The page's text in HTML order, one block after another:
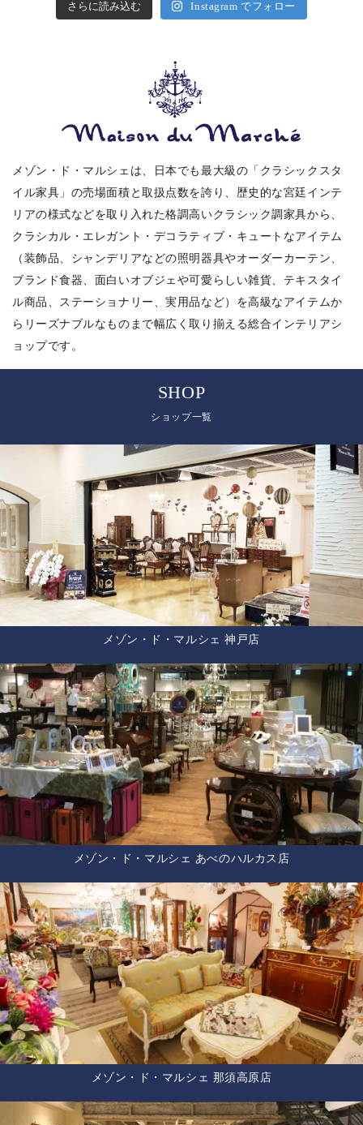
さらに読み込む Instagram でフォロー
メゾン・ド・マルシェは、日本でも最大級の「クラシックスタ
イル家具」の売場面積と取扱点数を誇り、歴史的な宮廷インテ
リアの様式などを取り入れた格調高いクラシック調家具から、
クラシカル・エレガント・デコラティブ・キュートなアイテム
（装飾品、シャンデリアなどの照明器具やオーダーカーテン、
ブランド食器、面白いオブジェや可愛らしい雑貨、テキスタイ
ル商品、ステーショナリー、実用品など）を高級なアイテムか
らリーズナブルなものまで幅広く取り揃える総合インテリアシ
ョップです。
SHOP
ショップ一覧
メゾン・ド・マルシェ 神戸店
メゾン・ド・マルシェ あべのハルカス店
メゾン・ド・マルシェ 那須高原店